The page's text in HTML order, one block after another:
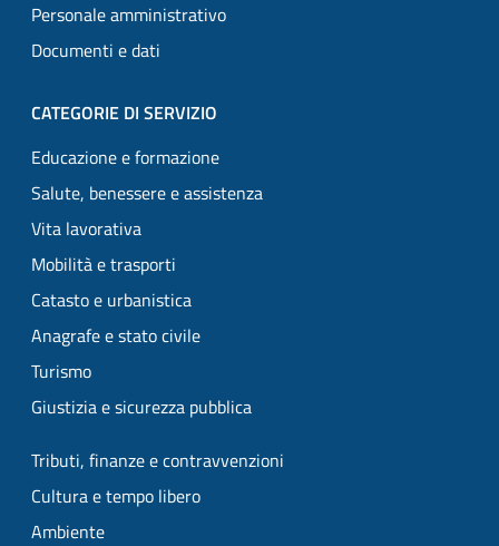
Personale amministrativo
Documenti e dati
CATEGORIE DI SERVIZIO
Educazione e formazione
Salute, benessere e assistenza
Vita lavorativa
Mobilità e trasporti
Catasto e urbanistica
Anagrafe e stato civile
Turismo
Giustizia e sicurezza pubblica
Tributi, finanze e contravvenzioni
Cultura e tempo libero
Ambiente